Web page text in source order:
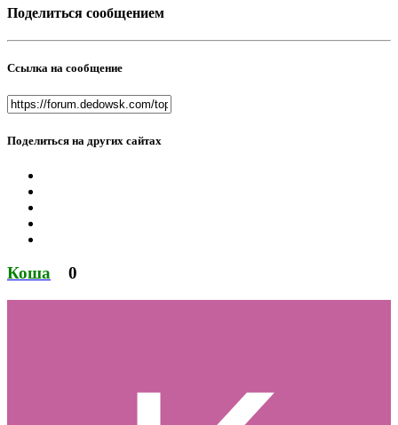
Поделиться сообщением
Ссылка на сообщение
Поделиться на других сайтах
Коша 0